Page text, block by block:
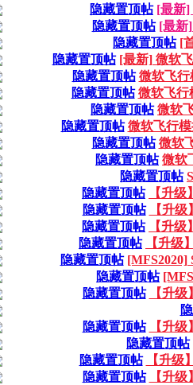
隐藏置顶帖 [最新]
隐藏置顶帖 [最新
隐藏置顶帖 [
隐藏置顶帖 [最新] 微软
隐藏置顶帖 微软飞行
隐藏置顶帖 微软飞行
隐藏置顶帖 微软
隐藏置顶帖 微软飞行模
隐藏置顶帖 微软
隐藏置顶帖 微软
隐藏置顶帖
隐藏置顶帖
【升
隐藏置顶帖
【升
隐藏置顶帖
【升
隐藏置顶帖
【升级
隐藏置顶帖 [MFS2020]
隐藏置顶帖
隐藏置顶帖
【升
隐藏置顶帖
【升
隐藏置顶帖
隐藏置顶帖
【升级
隐藏置顶帖
【升